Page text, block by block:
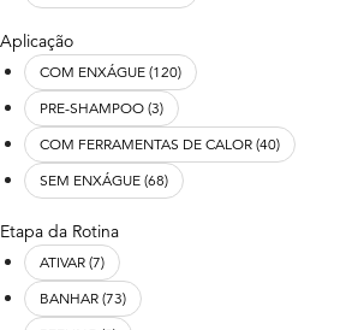
Aplicação
COM ENXÁGUE (120)
PRE-SHAMPOO (3)
COM FERRAMENTAS DE CALOR (40)
SEM ENXÁGUE (68)
Etapa da Rotina
ATIVAR (7)
BANHAR (73)